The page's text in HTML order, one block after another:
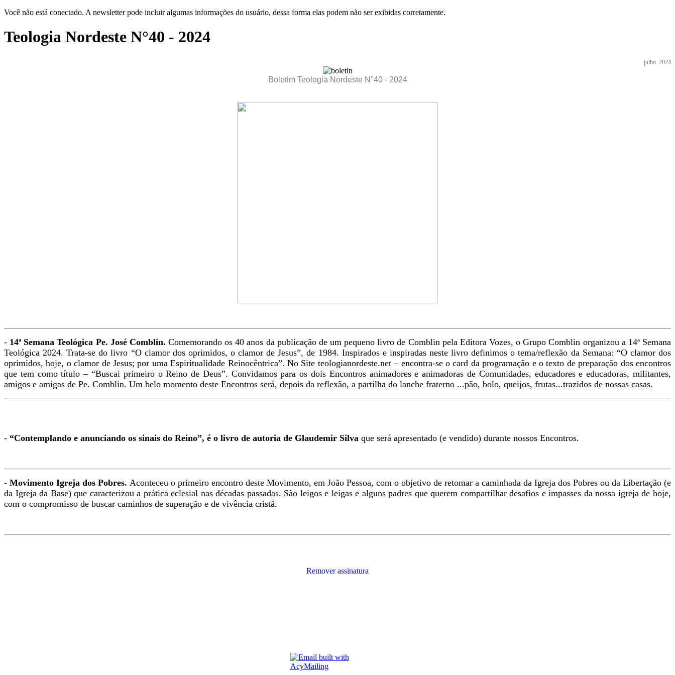
Você não está conectado. A newsletter pode incluir algumas informações do usuário, dessa forma elas podem não ser exibidas corretamente.
Teologia Nordeste N°40 - 2024
julho 2024
Boletim Teologia Nordeste N°40 - 2024
- 14ª Semana Teológica Pe. José Comblin.Comemorando os 40 anos da publicação de um pequeno livro de Comblin pela Editora Vozes, o Grupo Comblin organizou a 14ª Semana
Teológica 2024. Trata-se do livro “O clamor dos oprimidos, o clamor de Jesus”, de 1984. Inspirados e inspiradas neste livro definimos o tema/reflexão da Semana: “O clamor dos
oprimidos, hoje, o clamor de Jesus; por uma Espiritualidade Reinocêntrica”. No Site teologianordeste.net – encontra-se o card da programação e o texto de preparação dos encontros
que tem como título – “Buscai primeiro o Reino de Deus”. Convidamos para os dois Encontros animadores e animadoras de Comunidades, educadores e educadoras, militantes,
amigos e amigas de Pe. Comblin. Um belo momento deste Encontros será, depois da reflexão, a partilha do lanche fraterno ...pão, bolo, queijos, frutas...trazidos de nossas casas.
- “Contemplando e anunciando os sinais do Reino”, é o livro de autoria de Glaudemir Silva que será apresentado (e vendido) durante nossos Encontros.
- Movimento Igreja dos Pobres. Aconteceu o primeiro encontro deste Movimento, em João Pessoa, com o objetivo de retomar a caminhada da Igreja dos Pobres ou da Libertação (e
da Igreja da Base) que caracterizou a prática eclesial nas décadas passadas. São leigos e leigas e alguns padres que querem compartilhar desafios e impasses da nossa igreja de hoje,
com o compromisso de buscar caminhos de superação e de vivência cristã.
Remover assinatura